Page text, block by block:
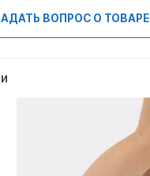
ВОПРОС О ТОВАРЕ